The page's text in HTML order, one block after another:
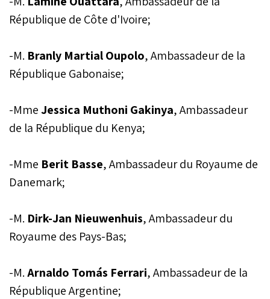
République de Côte d'Ivoire;
-M. Branly Martial Oupolo, Ambassadeur de la
République Gabonaise;
-MmeJessica Muthoni Gakinya, Ambassadeur
de la République du Kenya;
-Mme Berit Basse, Ambassadeur du Royaume de
Danemark;
-M. Dirk-Jan Nieuwenhuis, Ambassadeur du
Royaume des Pays-Bas;
-M.Arnaldo Tomás Ferrari, Ambassadeur de la
République Argentine;